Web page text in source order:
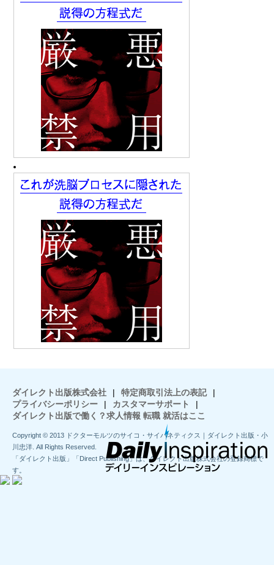
ダイレクト出版株式会社 | 特定商取引法上の表記
|
プライバシーポリシー
| カスタマーサポート
|
ダイレクト出版で働く？求人情報 転職 就活はここ
Copyright © 2013 ドクターモルツのサイコ・サイバネティクス｜ダイレクト出版・小
川忠洋. All Rights Reserved.
「ダイレクト出版」「Direct Publishing」は、ダイレクト出版株式会社の登録商標で
す。